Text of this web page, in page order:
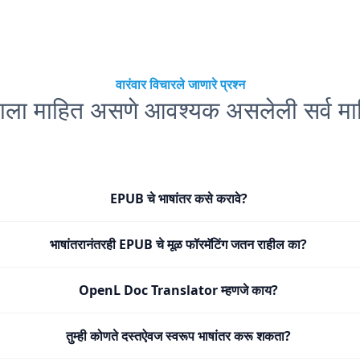
वारंवार विचारले जाणारे प्रश्न
माहित असणे आवश्यक असलेली सर्व
EPUB चे भाषांतर कसे करावे?
भाषांतरानंतरही EPUB चे मूळ फॉरमॅटिंग जतन राहील का?
OpenL Doc Translator म्हणजे काय?
तुम्ही कोणते दस्तऐवज स्वरूप भाषांतर करू शकता?